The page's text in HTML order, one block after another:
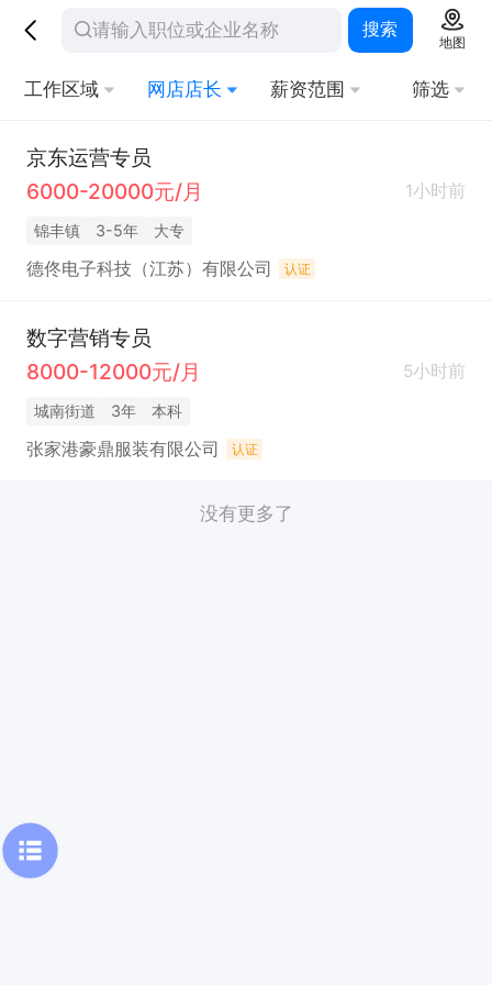
搜索
地图
工作区域 网店店长 薪资范围 筛选
京东运营专员
6000-20000元/月
1小时前
锦丰镇 3-5年 大专
德佟电子科技（江苏）有限公司 认证
数字营销专员
8000-12000元/月
5小时前
城南街道 3年 本科
张家港豪鼎服装有限公司 认证
没有更多了